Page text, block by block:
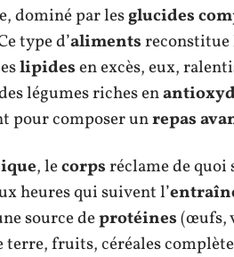
dominé par lesglucides
type d’alimentsreconstitue
lipidesen excès, eux,
légumes riches en
pour composer unrepas
, lecorpsréclame de quoi
heures qui suivent l’
source deprotéines(œufs,
terre, fruits, céréales